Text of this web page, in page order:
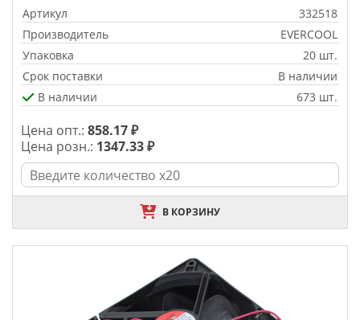
Артикул
332518
Производитель
EVERCOOL
Упаковка
20 шт.
Срок поставки
В наличии
В наличии
673 шт.
Цена опт.: 858.17 ₽
Цена розн.: 1347.33 ₽
В КОРЗИНУ